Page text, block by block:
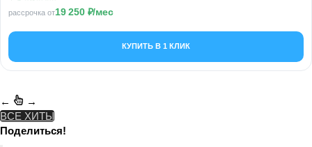
рассрочка от19 250 /мес
КУПИТЬ В 1 КЛИК
←
→
ВСЕ ХИТЫ
Поделиться!